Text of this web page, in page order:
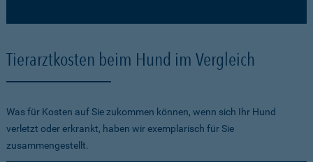
Tierarztkosten beim Hund im Vergleich
Was für Kosten auf Sie zukommen können, wenn sich Ihr Hund
verletzt oder erkrankt, haben wir exemplarisch für Sie
zusammengestellt.